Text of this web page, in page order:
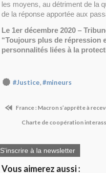
les moyens, au détriment de la
de la réponse apportée aux
Le 1er décembre 2020 –
“Toujours plus de répression
personnalités liées à la
#Justice,#mineurs
France : Macron s’apprête à
Charte de coopération
S'inscrire à la newsletter
Vous aimerez aussi :